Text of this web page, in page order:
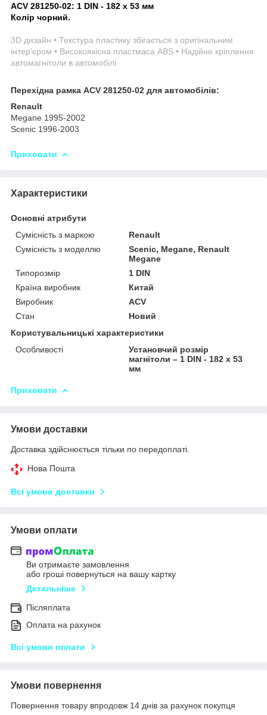
ACV 281250-02: 1 DIN - 182 x 53 мм
Колір чорний.
3D дизайн • Текстура пластику збігається з оригінальним
інтер'єром • Високоякісна пластмаса ABS • Надійне кріплення
автомагнітоли в автомобілі
Перехідна рамка ACV 281250-02 для автомобілів:
Renault
Megane 1995-2002
Scenic 1996-2003
Приховати
Характеристики
Основні атрибути
Сумісність з маркою
Renault
Сумісність з моделлю
Scenic, Megane, Renault
Megane
Типорозмір
1 DIN
Країна виробник
Китай
Виробник
ACV
Стан
Новий
Користувальницькі характеристики
Особливості
Установчий розмір
магнітоли – 1 DIN - 182 x 53
мм
Приховати
Умови доставки
Доставка здійснюється тільки по передоплаті.
Нова Пошта
Всі умови доставки
Умови оплати
Ви отримаєте замовлення
або гроші повернуться на вашу картку
Детальніше
Післяплата
Оплата на рахунок
Всі умови оплати
Умови повернення
Повернення товару впродовж 14 днів за рахунок покупця